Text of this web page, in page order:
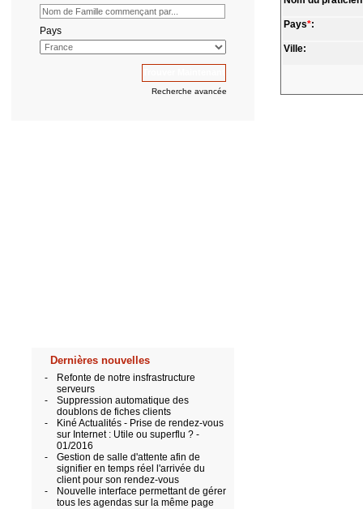
Pays
Recherche avancée
Dernières nouvelles
-
Refonte de notre insfrastructure
serveurs
-
Suppression automatique des
doublons de fiches clients
-
Kiné Actualités - Prise de rendez-vous
sur Internet : Utile ou superflu ? -
01/2016
-
Gestion de salle d'attente afin de
signifier en temps réel l'arrivée du
client pour son rendez-vous
-
Nouvelle interface permettant de gérer
tous les agendas sur la même page
Pays*:
Ville: